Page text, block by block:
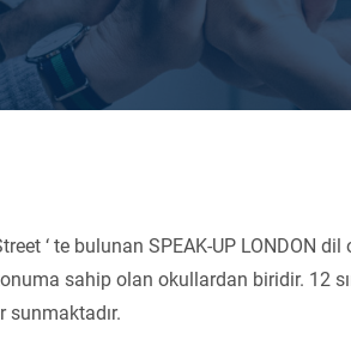
‘ te bulunan SPEAK-UP LONDON dil
sahip olan okullardan biridir. 12
sunmaktadır.